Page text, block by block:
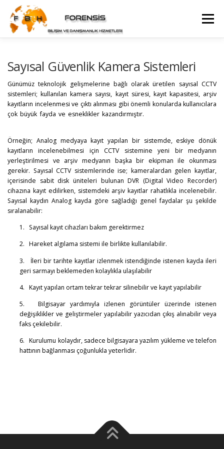
İçeriğe
Menü
GÜVENLIK KAMERA SISTEMI DANIŞMANLIĞI İLETIŞIM
Sayısal Güvenlik Kamera Sistemleri
Günümüz teknolojik gelişmelerine bağlı olarak üretilen sayısal CCTV
sistemleri; kullanılan kamera sayısı, kayıt süresi, kayıt kapasitesi, arşiv
kayıtların incelenmesi ve çıktı alınması gibi önemli konularda kullanıcılara
çok büyük fayda ve esneklikler kazandırmıştır.
Örneğin; Analog medyaya kayıt yapılan bir sistemde, eskiye dönük
kayıtların incelenebilmesi için CCTV sistemine yeni bir medyanın
yerleştirilmesi ve arşiv medyanın başka bir ekipman ile okunması
gerekir. Sayısal CCTV sistemlerinde ise; kameralardan gelen kayıtlar,
içerisinde sabit disk üniteleri bulunan DVR (Digital Video Recorder)
cihazına kayıt edilirken, sistemdeki arşiv kayıtlar rahatlıkla incelenebilir.
Sayısal kaydın Analog kayda göre sağladığı genel faydalar şu şekilde
sıralanabilir:
1. Sayısal kayıt cihazları bakım gerektirmez
2. Hareket algılama sistemi ile birlikte kullanılabilir.
3. İleri bir tarihte kayıtlar izlenmek istendiğinde istenen kayda ileri
geri sarmayı beklemeden kolaylıkla ulaşılabilir
4. Kayıt yapılan ortam tekrar tekrar silinebilir ve kayıt yapılabilir
5. Bilgisayar yardımıyla izlenen görüntüler üzerinde istenen
değişiklikler ve geliştirmeler yapılabilir yazıcıdan çıkış alınabilir veya
faks çekilebilir.
6. Kurulumu kolaydır, sadece bilgisayara yazılım yükleme ve telefon
hattının bağlanması çoğunlukla yeterlidir.